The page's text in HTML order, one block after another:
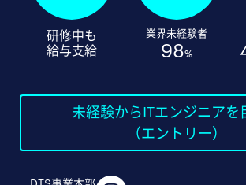
研修中も
給与支給
業界未経験者
98%
未経験からITエンジニアを
（エントリー）